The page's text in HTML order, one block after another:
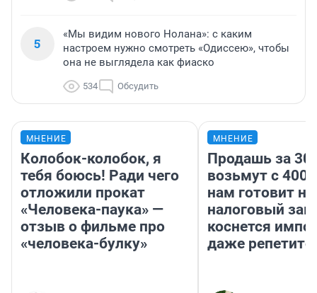
5
«Мы видим нового Нолана»: с каким
настроем нужно смотреть «Одиссею», чтобы
она не выглядела как фиаско
534 Обсудить
МНЕНИЕ
Колобок-колобок, я
тебя боюсь! Ради чего
отложили прокат
«Человека-паука» —
отзыв о фильме про
«человека-булку»
МНЕНИЕ
Продашь за
возьмут с
нам готовит
налоговый
коснется
даже